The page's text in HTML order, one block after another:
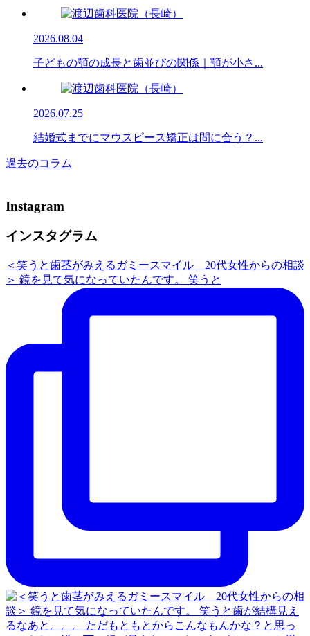
2026.08.04
子どもの顎の成長と歯並びの関係｜顎が小さ...
2026.07.25
結婚式までにマウスピース矯正は間に合う？...
過去のコラム
Instagram
インスタグラム
＜笑うと歯茎がみえるガミースマイル 20代女性からの相談
＞ 鏡を見て気になっていたんです。 笑うと